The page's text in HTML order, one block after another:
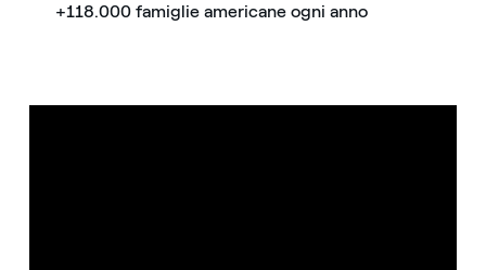
+118.000 famiglie americane ogni anno